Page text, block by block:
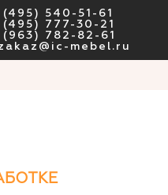
(495) 540-51-61
(495) 777-30-21
(963) 782-82-61
mebel.ru